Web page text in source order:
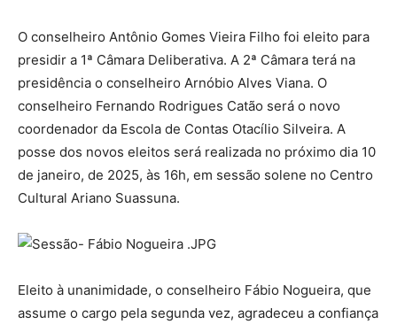
O conselheiro Antônio Gomes Vieira Filho foi eleito para
presidir a 1ª Câmara Deliberativa. A 2ª Câmara terá na
presidência o conselheiro Arnóbio Alves Viana. O
conselheiro Fernando Rodrigues Catão será o novo
coordenador da Escola de Contas Otacílio Silveira. A
posse dos novos eleitos será realizada no próximo dia 10
de janeiro, de 2025, às 16h, em sessão solene no Centro
Cultural Ariano Suassuna.
Eleito à unanimidade, o conselheiro Fábio Nogueira, que
assume o cargo pela segunda vez, agradeceu a confiança